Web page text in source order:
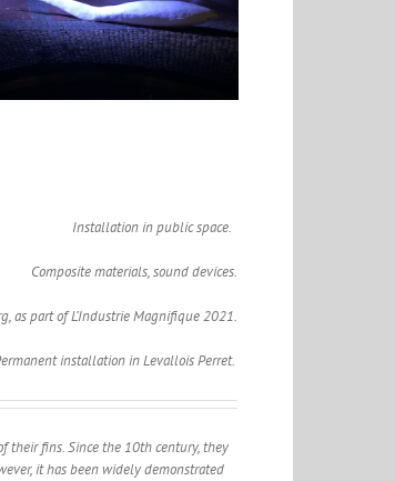
Installation in public space.
Composite materials, sound devices.
as part ofL’Industrie Magnifique2021.
installation in Levallois Perret.
their fins. Since the 10th century, they
it has been widely demonstrated